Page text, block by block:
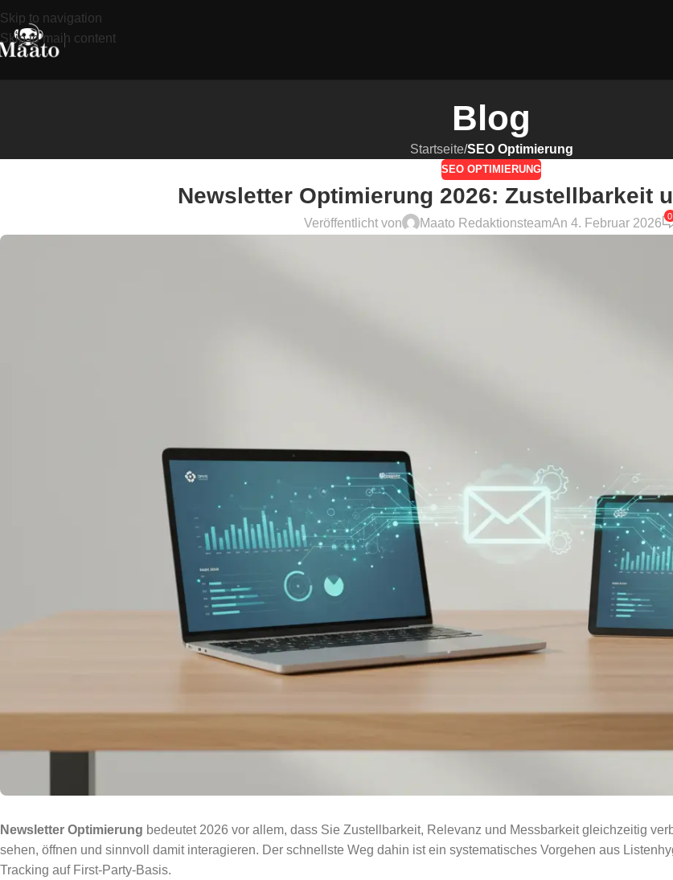
Skip to navigation
Skip to main content
Blog
Startseite/SEO Optimierung
SEO OPTIMIERUNG
Newsletter Optimierung 2026: Zustellbarkeit
Veröffentlicht von Maato RedaktionsteamAn 4. Februar 2026
0
Newsletter Optimierung bedeutet 2026 vor allem, dass Sie Zustellbarkeit, Relevanz und Messbarkeit gleichzeitig
sehen, öffnen und sinnvoll damit interagieren. Der schnellste Weg dahin ist ein systematisches Vorgehen aus
Tracking auf First-Party-Basis.